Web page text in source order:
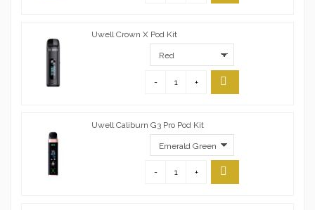
Uwell Crown X Pod Kit
- +
Uwell Caliburn G3 Pro Pod Kit
- +